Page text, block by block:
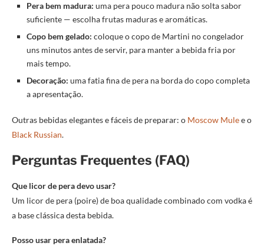
Pera bem madura: uma pera pouco madura não solta sabor
suficiente — escolha frutas maduras e aromáticas.
Copo bem gelado: coloque o copo de Martini no congelador
uns minutos antes de servir, para manter a bebida fria por
mais tempo.
Decoração: uma fatia fina de pera na borda do copo completa
a apresentação.
Outras bebidas elegantes e fáceis de preparar: o Moscow Mulee o
Black Russian.
Perguntas Frequentes (FAQ)
Que licor de pera devo usar?
Um licor de pera (poire) de boa qualidade combinado com vodka é
a base clássica desta bebida.
Posso usar pera enlatada?